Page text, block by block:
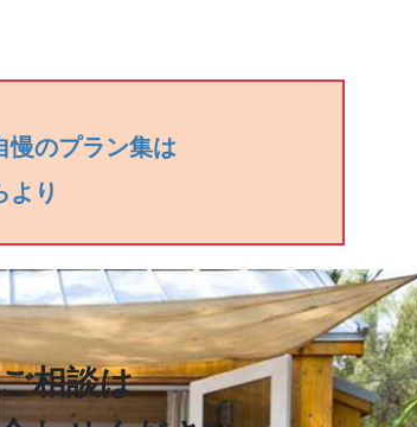
慢のプラン集は
より
相談は